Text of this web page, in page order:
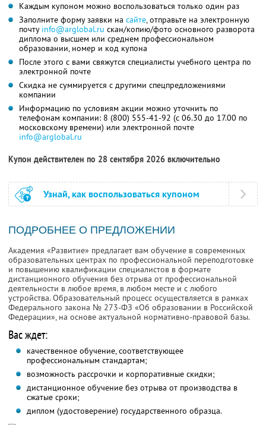
Каждым купоном можно воспользоваться только один раз
Заполните форму заявки на сайте, отправьте на электронную
почту info@arglobal.ru скан/копию/фото основного разворота
диплома о высшем или среднем профессиональном
образовании, номер и код купона
После этого с вами свяжутся специалисты учебного центра по
электронной почте
Скидка не суммируется с другими спецпредложениями
компании
Информацию по условиям акции можно уточнить по
телефонам компании: 8 (800) 555-41-92 (с 06.30 до 17.00 по
московскому времени) или электронной почте
info@arglobal.ru
Купон действителен по 28 сентября 2026 включительно
Узнай, как воспользоваться купоном
ПОДРОБНЕЕ О ПРЕДЛОЖЕНИИ
Академия «Развитие» предлагает вам обучение в современных
образовательных центрах по профессиональной переподготовке
и повышению квалификации специалистов в формате
дистанционного обучения без отрыва от профессиональной
деятельности в любое время, в любом месте и с любого
устройства. Образовательный процесс осуществляется в рамках
Федерального закона № 273-ФЗ «Об образовании в Российской
Федерации», на основе актуальной нормативно-правовой базы.
Вас ждет:
качественное обучение, соответствующее
профессиональным стандартам;
возможность рассрочки и корпоративные скидки;
дистанционное обучение без отрыва от производства в
сжатые сроки;
диплом (удостоверение) государственного образца.